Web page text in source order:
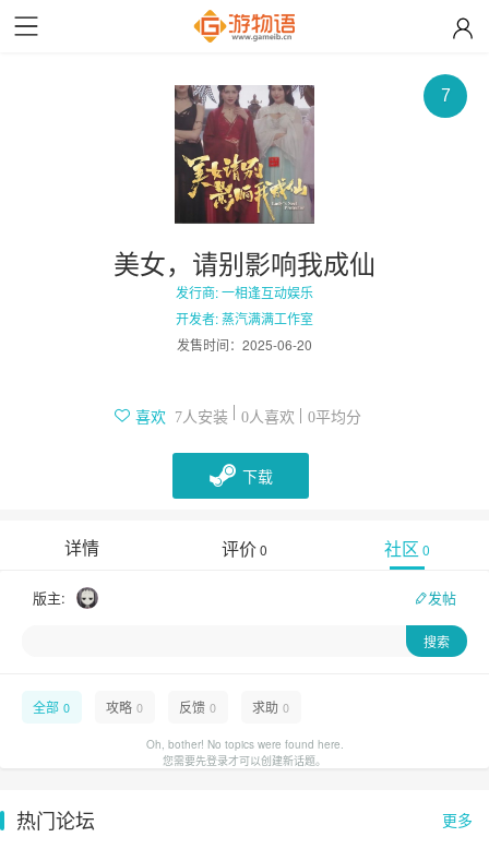
7
美女，请别影响我成仙
发行商: 一相逢互动娱乐
开发者: 蒸汽满满工作室
发售时间： 2025-06-20
喜欢 7人安装 0人喜欢 0平均分
下载
详情 评价0 社区 0
版主: 发帖
全部 0 攻略 0 反馈 0 求助 0
Oh, bother! No topics were found here.
您需要先登录才可以创建新话题。
更多
热门论坛